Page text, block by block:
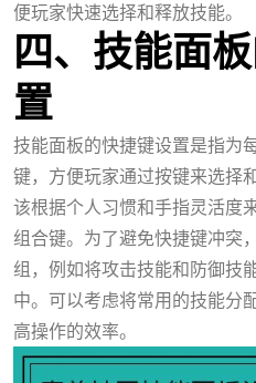
便玩家快速选择和释放技能。
四、技能面
置
技能面板的快捷键设置是指为
键，方便玩家通过按键来选择
该根据个人习惯和手指灵活度
组合键。为了避免快捷键冲突
组，例如将攻击技能和防御技
中。可以考虑将常用的技能分
高操作的效率。